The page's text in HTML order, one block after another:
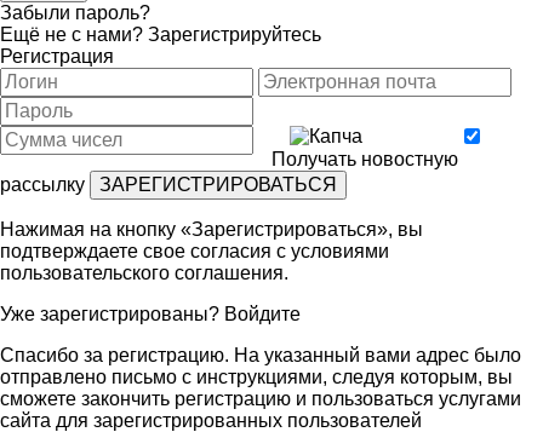
Забыли пароль?
Ещё не с нами? Зарегистрируйтесь
Регистрация
Получать новостную
рассылку
Нажимая на кнопку «Зарегистрироваться», вы
подтверждаете свое согласия с условиями
пользовательского соглашения.
Уже зарегистрированы? Войдите
Спасибо за регистрацию. На указанный вами адрес было
отправлено письмо с инструкциями, следуя которым, вы
сможете закончить регистрацию и пользоваться услугами
сайта для зарегистрированных пользователей